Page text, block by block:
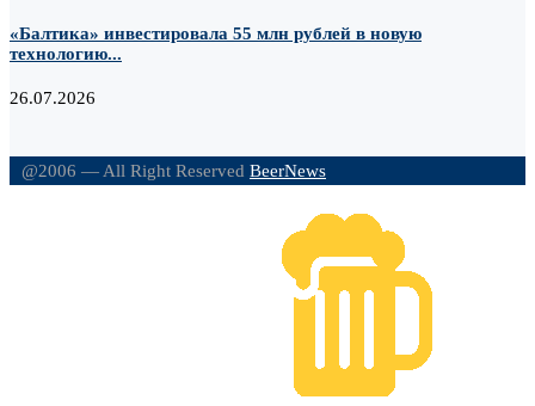
«Балтика» инвестировала 55 млн рублей в новую
технологию...
26.07.2026
@2006 — All Right Reserved BeerNews